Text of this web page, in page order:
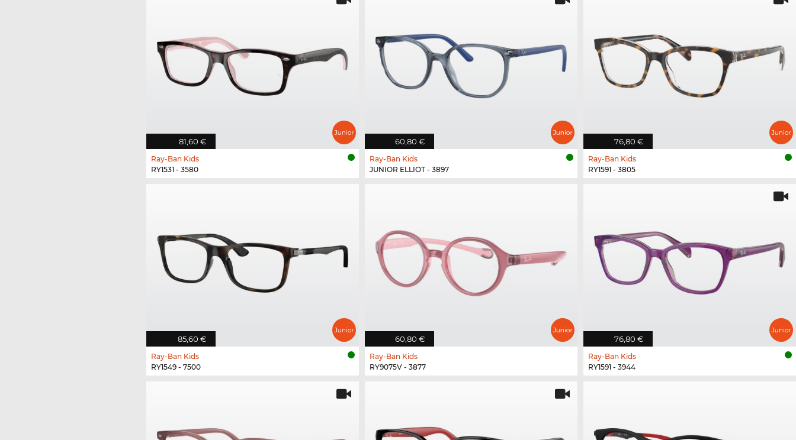
81,60 €
Ray-Ban Kids
RY1531 - 3580
60,80 €
Ray-Ban Kids
JUNIOR ELLIOT - 3897
76,80 €
Ray-Ban Kids
RY1591 - 3805
85,60 €
Ray-Ban Kids
RY1549 - 7500
60,80 €
Ray-Ban Kids
RY9075V - 3877
76,80 €
Ray-Ban Kids
RY1591 - 3944